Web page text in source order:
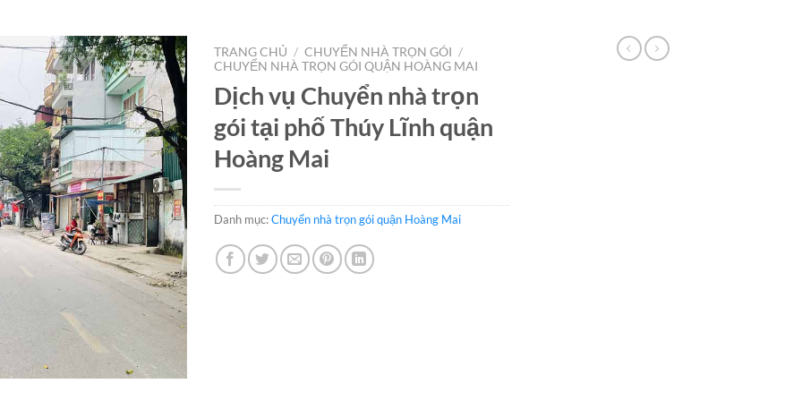
TRANG CHỦ / CHUYỂN NHÀ TRỌN GÓI /
CHUYỂN NHÀ TRỌN GÓI QUẬN HOÀNG MAI
Dịch vụ Chuyển nhà trọn
gói tại phố Thúy Lĩnh quận
Hoàng Mai
Danh mục:Chuyển nhà trọn gói quận Hoàng Mai